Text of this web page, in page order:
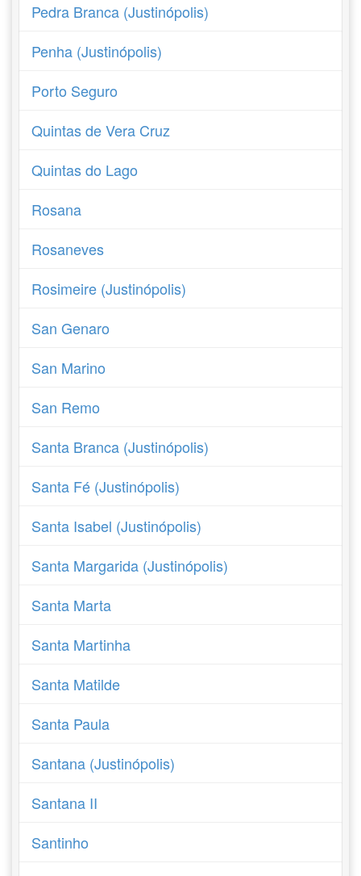
Pedra Branca (Justinópolis)
Penha (Justinópolis)
Porto Seguro
Quintas de Vera Cruz
Quintas do Lago
Rosana
Rosaneves
Rosimeire (Justinópolis)
San Genaro
San Marino
San Remo
Santa Branca (Justinópolis)
Santa Fé (Justinópolis)
Santa Isabel (Justinópolis)
Santa Margarida (Justinópolis)
Santa Marta
Santa Martinha
Santa Matilde
Santa Paula
Santana (Justinópolis)
Santana II
Santinho